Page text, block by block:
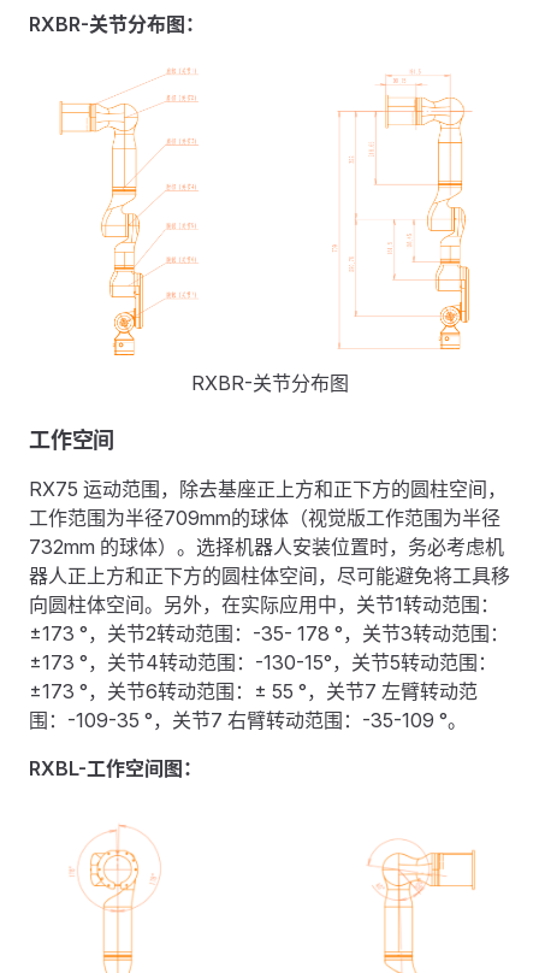
RXBR-关节分布图：
RXBR-关节分布图
工作空间
RX75 运动范围，除去基座正上方和正下方的圆柱空间，
工作范围为半径709mm的球体（视觉版工作范围为半径
732mm 的球体）。选择机器人安装位置时，务必考虑机
器人正上方和正下方的圆柱体空间，尽可能避免将工具移
向圆柱体空间。另外，在实际应用中，关节1转动范围：
±173 °，关节2转动范围：-35- 178 °，关节3转动范围：
±173 °，关节4转动范围：-130-15°，关节5转动范围：
±173 °，关节6转动范围：± 55 °，关节7 左臂转动范
围：-109-35 °，关节7 右臂转动范围：-35-109 °。
RXBL-工作空间图：